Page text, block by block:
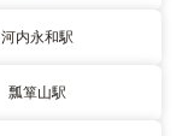
河内永和駅
瓢箪山駅